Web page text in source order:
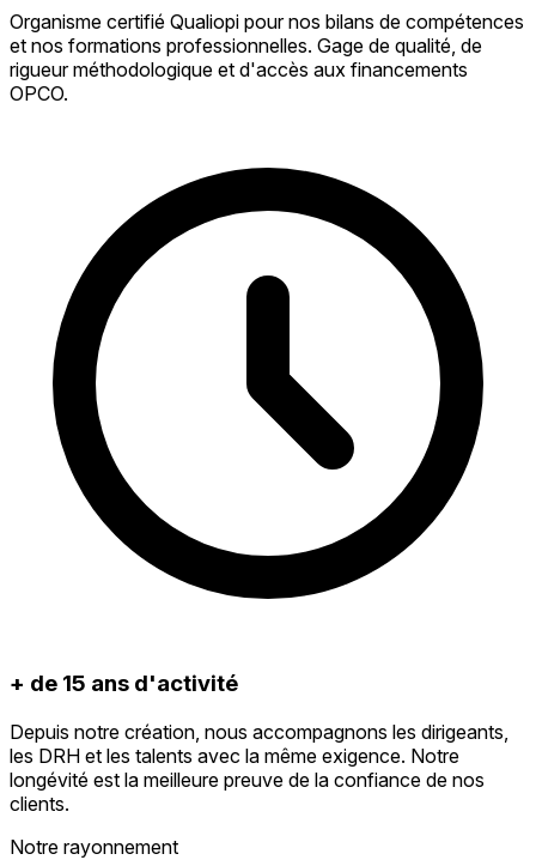
Organisme certifié Qualiopi pour nos bilans de compétences
et nos formations professionnelles. Gage de qualité, de
rigueur méthodologique et d'accès aux financements
OPCO.
+ de 15 ans d'activité
Depuis notre création, nous accompagnons les dirigeants,
les DRH et les talents avec la même exigence. Notre
longévité est la meilleure preuve de la confiance de nos
clients.
Notre rayonnement